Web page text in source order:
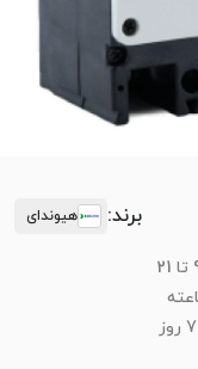
برند: هیوندای